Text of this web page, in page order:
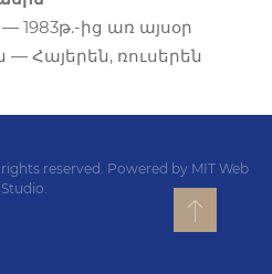
ից առ այսօր
— Հայերեն, ռուսերեն
reserved. Powered by MIT Web
Studio.